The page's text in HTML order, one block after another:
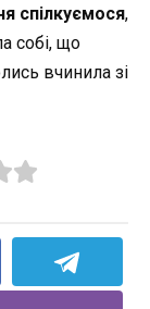
спілкуємося,
собі, що
вчинила зі